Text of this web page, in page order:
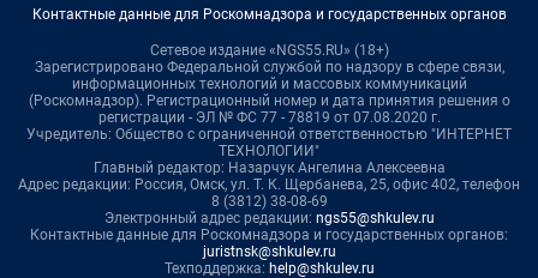
Контактные данные для Роскомнадзора и государственных органов
Сетевое издание «NGS55.RU» (18+)
Зарегистрировано Федеральной службой по надзору в сфере связи,
информационных технологий и массовых коммуникаций
(Роскомнадзор). Регистрационный номер и дата принятия решения о
регистрации - ЭЛ № ФС 77 - 78819 от 07.08.2020 г.
Учредитель: Общество с ограниченной ответственностью "ИНТЕРНЕТ
ТЕХНОЛОГИИ"
Главный редактор: Назарчук Ангелина Алексеевна
Адрес редакции: Россия, Омск, ул. Т. К. Щербанева, 25, офис 402, телефон
8 (3812) 38-08-69
Электронный адрес редакции: ngs55@shkulev.ru
Контактные данные для Роскомнадзора и государственных органов:
juristnsk@shkulev.ru
Техподдержка: help@shkulev.ru